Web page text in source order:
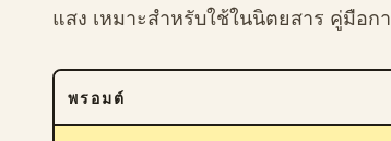
แสง เหมาะสำหรับใช้ในนิตยสาร คู่มือก
พรอมต์